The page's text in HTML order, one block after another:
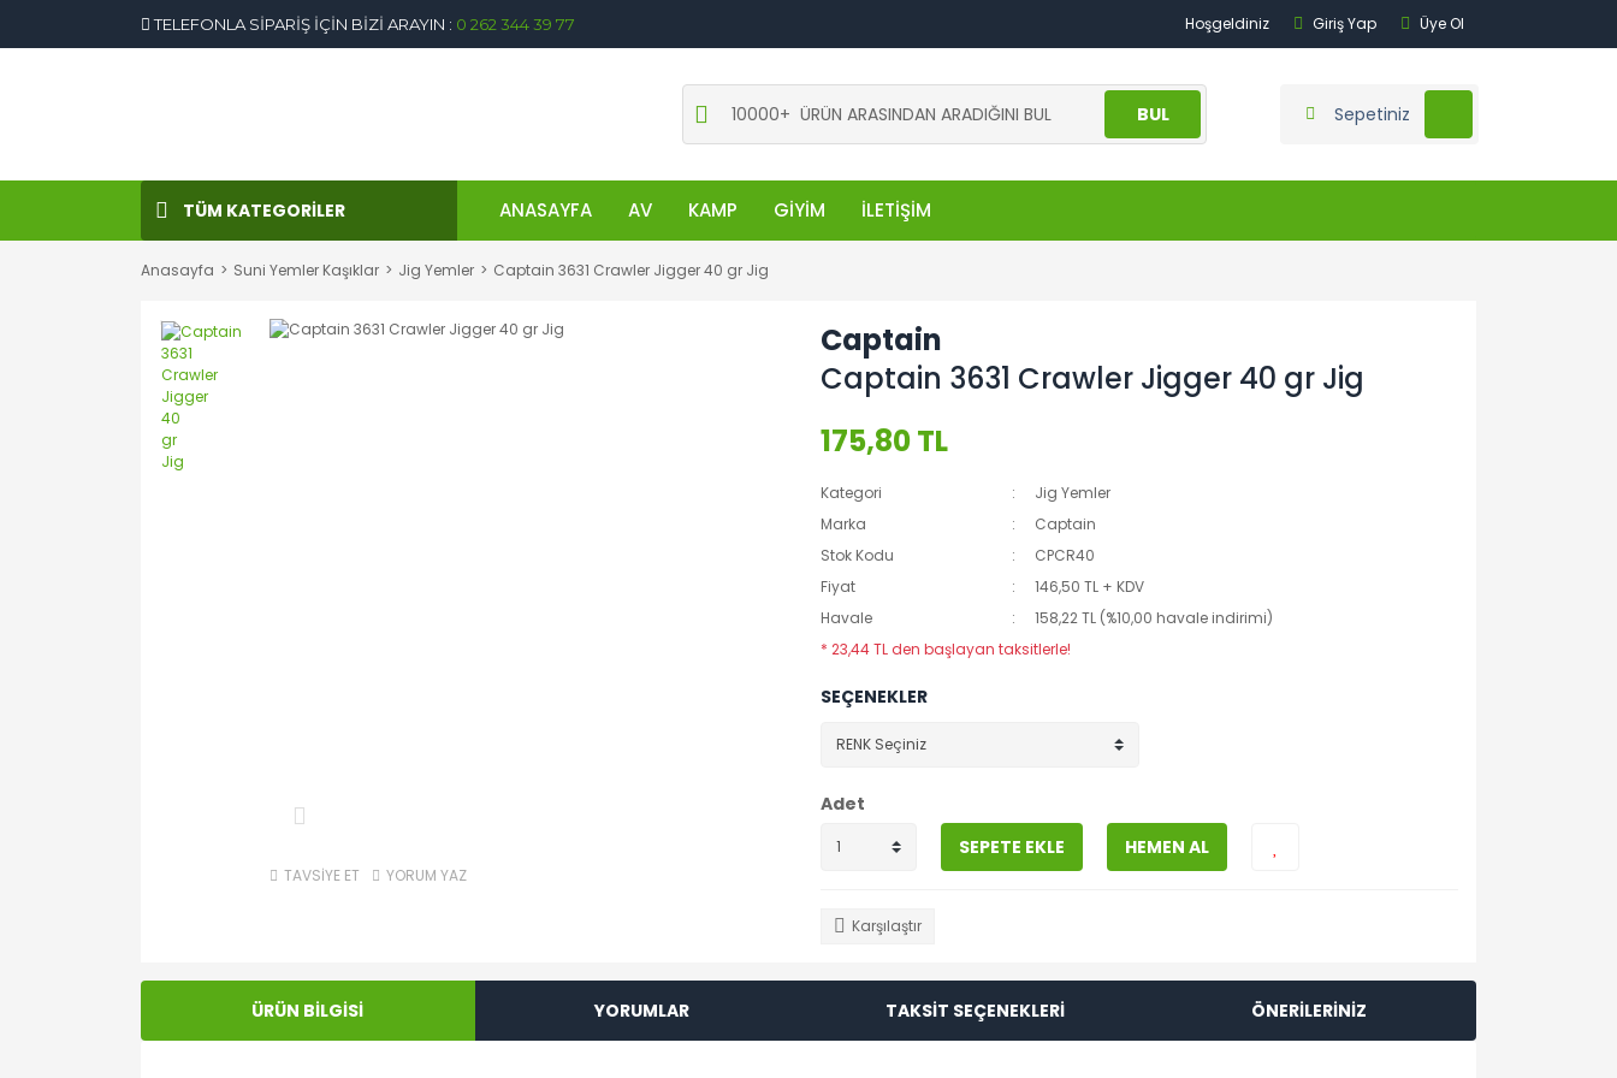
TELEFONLA SİPARİŞ İÇİN BİZİ ARAYIN : 0 262 344 39 77 Hoşgeldiniz Giriş Yap Üye Ol
BUL Sepetiniz
TÜM KATEGORİLER ANASAYFA AV KAMP GİYİM İLETİŞİM
Anasayfa Suni Yemler Kaşıklar Jig Yemler Captain 3631 Crawler Jigger 40 gr Jig
TAVSİYE ET YORUM YAZ
Captain
Captain 3631 Crawler Jigger 40 gr Jig
175,80 TL
Kategori
Jig Yemler
Marka
Captain
Stok Kodu
CPCR40
Fiyat
146,50 TL + KDV
Havale
158,22 TL (%10,00 havale indirimi)
* 23,44 TL den başlayan taksitlerle!
SEÇENEKLER
Adet
SEPETE EKLE
HEMEN AL
Karşılaştır
ÜRÜN BİLGİSİ YORUMLAR TAKSİT SEÇENEKLERİ ÖNERİLERİNİZ